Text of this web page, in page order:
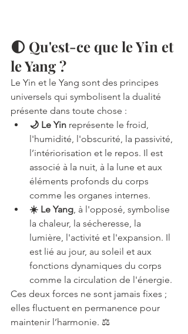
🌓 Qu'est-ce que le Yin et
le Yang ?
Le Yin et le Yang sont des principes
universels qui symbolisent la dualité
présente dans toute chose :
🌙 Le Yin représente le froid,
l'humidité, l'obscurité, la passivité,
l’intériorisation et le repos. Il est
associé à la nuit, à la lune et aux
éléments profonds du corps
comme les organes internes.
☀️ Le Yang, à l'opposé, symbolise
la chaleur, la sécheresse, la
lumière, l'activité et l'expansion. Il
est lié au jour, au soleil et aux
fonctions dynamiques du corps
comme la circulation de l'énergie.
Ces deux forces ne sont jamais fixes ;
elles fluctuent en permanence pour
maintenir l’harmonie. ⚖️